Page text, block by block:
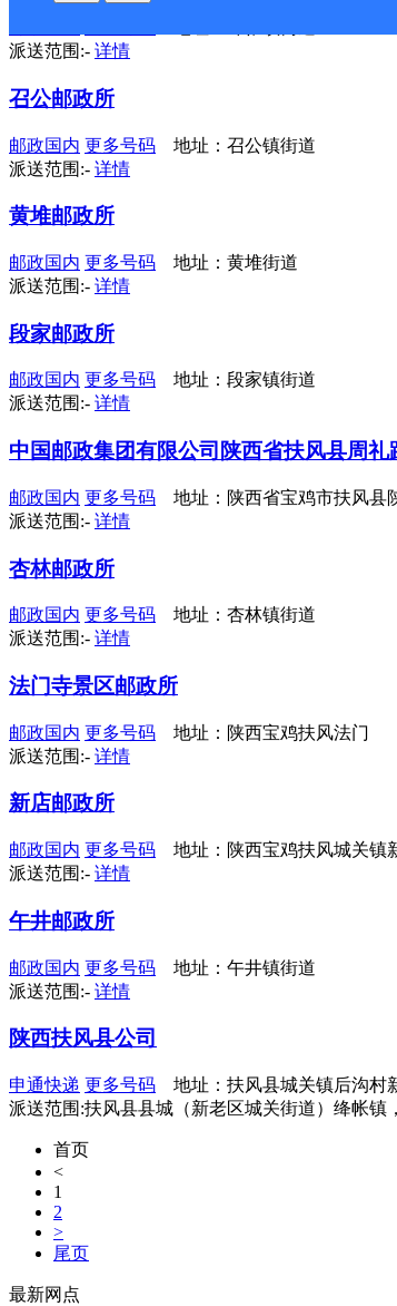
派送范围:- 详情
召公邮政所
邮政国内 更多号码 地址：召公镇街道
派送范围:- 详情
黄堆邮政所
邮政国内 更多号码 地址：黄堆街道
派送范围:- 详情
段家邮政所
邮政国内 更多号码 地址：段家镇街道
派送范围:- 详情
中国邮政集团有限公司陕西省扶风县周礼
邮政国内 更多号码 地址：陕西省宝鸡市扶风县
派送范围:- 详情
杏林邮政所
邮政国内 更多号码 地址：杏林镇街道
派送范围:- 详情
法门寺景区邮政所
邮政国内 更多号码 地址：陕西宝鸡扶风法门
派送范围:- 详情
新店邮政所
邮政国内 更多号码 地址：陕西宝鸡扶风城关镇
派送范围:- 详情
午井邮政所
邮政国内 更多号码 地址：午井镇街道
派送范围:- 详情
陕西扶风县公司
申通快递 更多号码 地址：扶风县城关镇后沟村
派送范围:扶风县县城（新老区城关街道）绛帐镇
首页
<
1
2
>
尾页
最新网点